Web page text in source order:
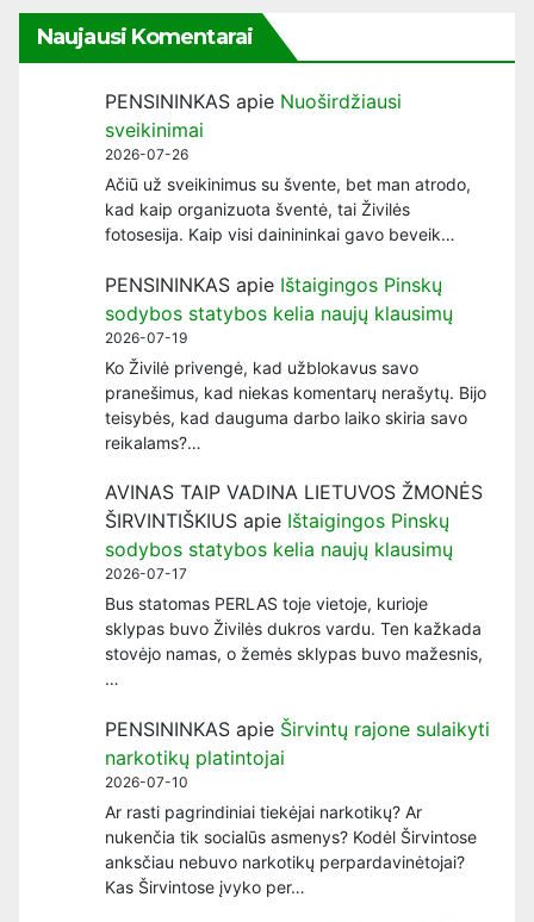
Naujausi Komentarai
PENSININKAS apie Nuoširdžiausi
sveikinimai
2026-07-26
Ačiū už sveikinimus su švente, bet man atrodo,
kad kaip organizuota šventė, tai Živilės
fotosesija. Kaip visi dainininkai gavo beveik…
PENSININKAS apie Ištaigingos Pinskų
sodybos statybos kelia naujų klausimų
2026-07-19
Ko Živilė privengė, kad užblokavus savo
pranešimus, kad niekas komentarų nerašytų. Bijo
teisybės, kad dauguma darbo laiko skiria savo
reikalams?…
AVINAS TAIP VADINA LIETUVOS ŽMONĖS
ŠIRVINTIŠKIUS apie Ištaigingos Pinskų
sodybos statybos kelia naujų klausimų
2026-07-17
Bus statomas PERLAS toje vietoje, kurioje
sklypas buvo Živilės dukros vardu. Ten kažkada
stovėjo namas, o žemės sklypas buvo mažesnis,
…
PENSININKAS apie Širvintų rajone sulaikyti
narkotikų platintojai
2026-07-10
Ar rasti pagrindiniai tiekėjai narkotikų? Ar
nukenčia tik socialūs asmenys? Kodėl Širvintose
anksčiau nebuvo narkotikų perpardavinėtojai?
Kas Širvintose įvyko per…